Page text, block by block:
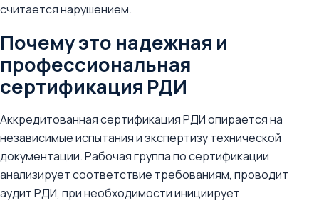
считается нарушением.
Почему это надежная и
профессиональная
сертификация РДИ
Аккредитованная сертификация РДИ опирается на
независимые испытания и экспертизу технической
документации. Рабочая группа по сертификации
анализирует соответствие требованиям, проводит
аудит РДИ, при необходимости инициирует